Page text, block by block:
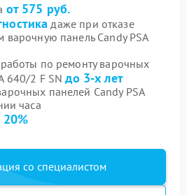
от 575 руб.
даже при отказе
варочную панель Candy PSA
по ремонту варочных
640/2 F SNдо 3-х лет
панелей Candy PSA
часа
20%
со специалистом